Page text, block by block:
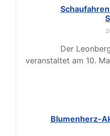
Der
veranstaltet am 10.
Blumenherz-